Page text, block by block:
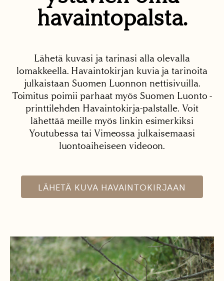
havaintopalsta.
Lähetä kuvasi ja tarinasi alla olevalla
lomakkeella. Havaintokirjan kuvia ja tarinoita
julkaistaan Suomen Luonnon nettisivuilla.
Toimitus poimii parhaat myös Suomen Luonto -
printtilehden Havaintokirja-palstalle. Voit
lähettää meille myös linkin esimerkiksi
Youtubessa tai Vimeossa julkaisemaasi
luontoaiheiseen videoon.
LÄHETÄ KUVA HAVAINTOKIRJAAN